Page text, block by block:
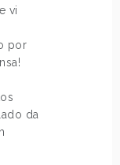
vi
por
da